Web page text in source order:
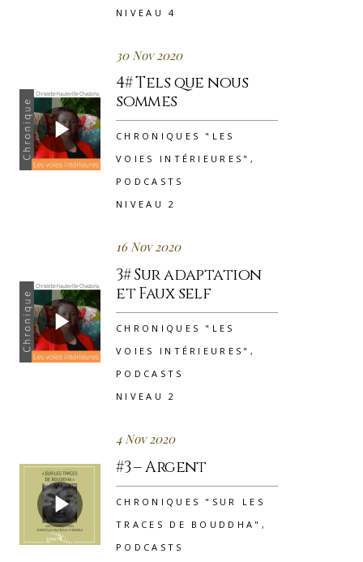
NIVEAU 4
30 Nov 2020
4# Tels que nous
sommes
CHRONIQUES "LES
VOIES INTÉRIEURES" ,
PODCASTS
NIVEAU 2
16 Nov 2020
3# Sur adaptation
et Faux self
CHRONIQUES "LES
VOIES INTÉRIEURES" ,
PODCASTS
NIVEAU 2
4 Nov 2020
#3 – Argent
CHRONIQUES "SUR LES
TRACES DE BOUDDHA" ,
PODCASTS